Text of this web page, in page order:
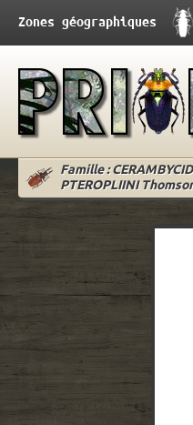
Zones géographiques
Famille :
PTEROPLIINI